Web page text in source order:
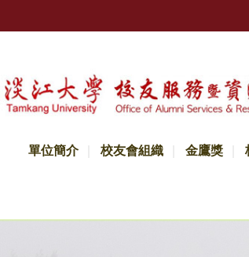
單位簡介 校友會組織 金鷹獎